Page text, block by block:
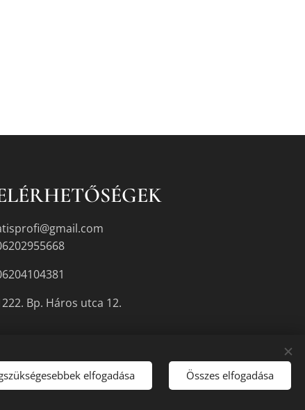
Bp. Háros utca 12.
Sütik
elfogadása Összes elfogadása